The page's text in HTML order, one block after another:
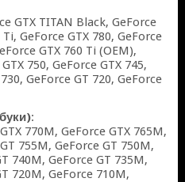
GTX TITAN Black, GeForce
GeForce GTX 780, GeForce
GTX 760 Ti (OEM),
750, GeForce GTX 745,
GeForce GT 720, GeForce
:
770M, GeForce GTX 765M,
755M, GeForce GT 750M,
740M, GeForce GT 735M,
720M, GeForce 710M,